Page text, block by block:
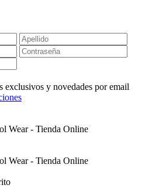
exclusivos y novedades por email